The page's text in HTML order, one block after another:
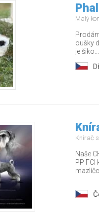
Malý
oušky
je šiko...
Knírač
Naše
PP